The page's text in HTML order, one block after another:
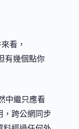
看，
有幾個點你
中繼只應看
，跨公網同步